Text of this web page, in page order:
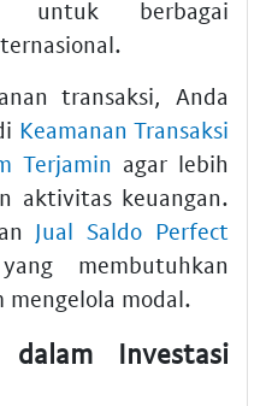
untuk berbagai
transaksi, Anda
Keamanan Transaksi
Terjamin agar lebih
aktivitas keuangan.
Jual Saldo Perfect
membutuhkan
modal.
dalam Investasi